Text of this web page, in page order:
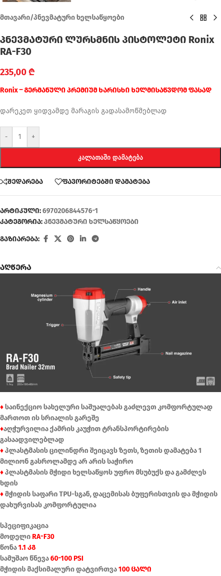
მთავარი/პნევმატური ხელსაწყოები
პნევმატური ლურსმნის პისტოლეტი Ronix
RA-F30
235,00 ₾
Ronix – გერმანული პრემიუმ ხარისხი ხელმისაწვდომ ფასად
დარეკეთ ყიდვამდე მარაგის გადასამოწმებლად
- +
ᲙᲐᲚᲐᲗᲐᲨᲘ ᲓᲐᲛᲐᲢᲔᲑᲐ
შედარება ფავორიტებში დამატება
არტიკული:6970206844576-1
კატეგორია:პნევმატური ხელსაწყოები
გაზიარება:
აღწერა
♦საინექციო სახელური საშუალებას გაძლევთ კომფორტულად
მართოთ ის სრიალის გარეშე
♦აღჭურვილია ქამრის კაუჭით ტრანსპორტირების
გასაადვილებლად
♦პლასტმასის ცილინდრი შეიცავს ზეთს, ზეთის დამატება 1
მილიონ გასროლამდე არ არის საჭირო
♦პლასტმასის მჭიდი ხელსაწყოს უფრო მსუბუქს და გამძლეს
ხდის
♦მჭიდის საფარი TPU-სგან, დაცემისას ბუფერისთვის და მჭიდის
დახურვისას კომფორტულია
სპეციფიკაცია
მოდელიRA-F30
წონა1.1 კგ
სამუშაო წნევა60-100 PSI
მჭიდის მაქსიმალური დატვირთვა100 ცალი